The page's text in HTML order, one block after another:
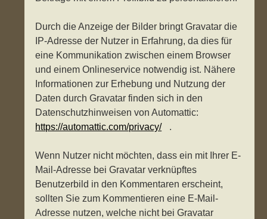
Durch die Anzeige der Bilder bringt Gravatar die
IP-Adresse der Nutzer in Erfahrung, da dies für
eine Kommunikation zwischen einem Browser
und einem Onlineservice notwendig ist. Nähere
Informationen zur Erhebung und Nutzung der
Daten durch Gravatar finden sich in den
Datenschutzhinweisen von Automattic:
https://automattic.com/privacy/
.
Wenn Nutzer nicht möchten, dass ein mit Ihrer E-
Mail-Adresse bei Gravatar verknüpftes
Benutzerbild in den Kommentaren erscheint,
sollten Sie zum Kommentieren eine E-Mail-
Adresse nutzen, welche nicht bei Gravatar